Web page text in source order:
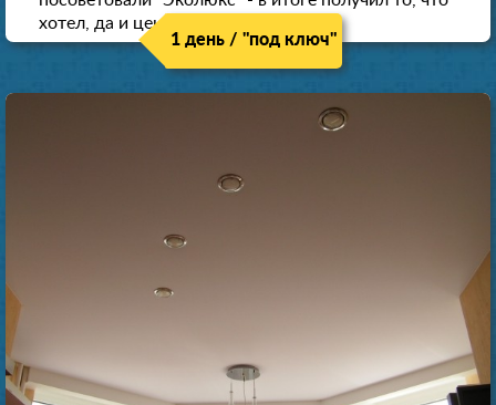
хотел, да и цена нормальная.
1 день / "под ключ"